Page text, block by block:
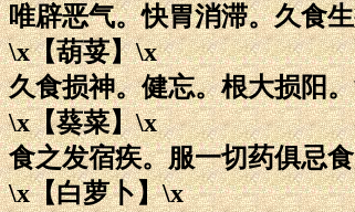
唯辟恶气。快胃消滞。久食
\x【葫荽】\x
久食损神。健忘。根大损阳
\x【葵菜】\x
食之发宿疾。服一切药俱忌
\x【白萝卜】\x